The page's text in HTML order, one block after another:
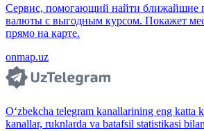
Сервис, помогающий найти ближайшие
валюты с выгодным курсом. Покажет
прямо на карте.
onmap.uz
O‘zbekcha telegram kanallarining eng katta
kanallar, ruknlarda va batafsil statistikasi